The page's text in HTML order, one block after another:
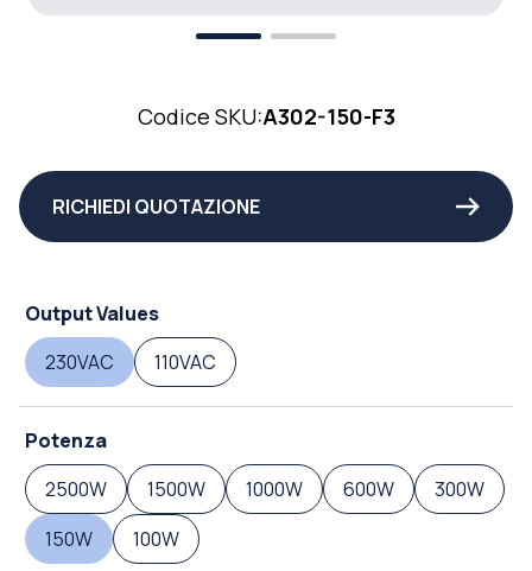
Codice SKU:A302-150-F3
RICHIEDI QUOTAZIONE
Output Values
230VAC
110VAC
Potenza
2500W
1500W 1000W 600W
300W
150W
100W